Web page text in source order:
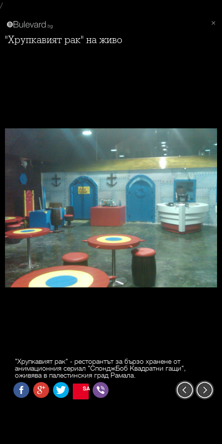
/
"Хрупкавият рак" на живо
"Хрупкавият рак" - ресторантът за бързо хранене от
анимационния сериал "СпонджБоб Квадратни гащи",
оживява в палестинския град Рамала.
SAVE